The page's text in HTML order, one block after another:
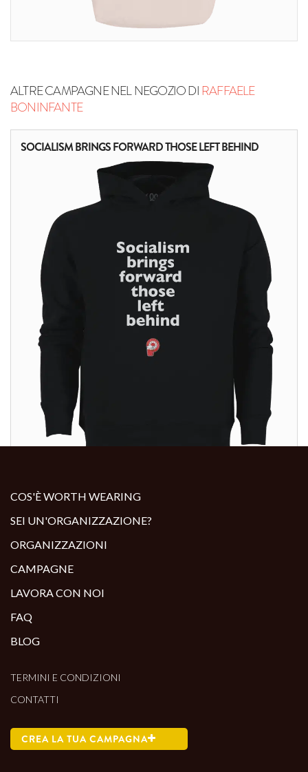
ALTRE CAMPAGNE NEL NEGOZIO DIRAFFAELE
BONINFANTE
SOCIALISM BRINGS FORWARD THOSE LEFT BEHIND
COS'È WORTH WEARING
SEI UN'ORGANIZZAZIONE?
ORGANIZZAZIONI
CAMPAGNE
LAVORA CON NOI
FAQ
BLOG
TERMINI E CONDIZIONI
CONTATTI
CREA LA TUA CAMPAGNA